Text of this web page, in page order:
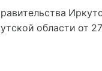
области от